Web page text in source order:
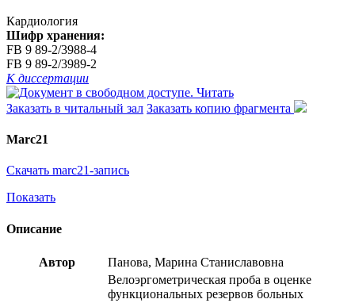
Кардиология
Шифр хранения:
FB 9 89-2/3988-4
FB 9 89-2/3989-2
К диссертации
Читать
Заказать в читальный зал Заказать копию фрагмента
Marc21
Скачать marc21-запись
Показать
Описание
Автор Панова, Марина Станиславовна
Велоэргометрическая проба в оценке
функциональных резервов больных